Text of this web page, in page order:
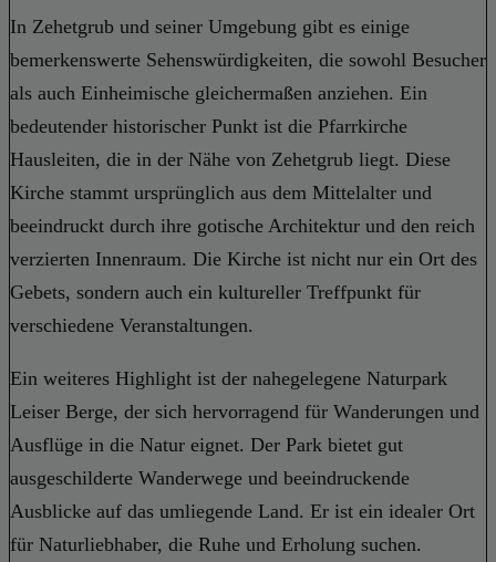
In Zehetgrub und seiner Umgebung gibt es einige
bemerkenswerte Sehenswürdigkeiten, die sowohl Besucher
als auch Einheimische gleichermaßen anziehen. Ein
bedeutender historischer Punkt ist die Pfarrkirche
Hausleiten, die in der Nähe von Zehetgrub liegt. Diese
Kirche stammt ursprünglich aus dem Mittelalter und
beeindruckt durch ihre gotische Architektur und den reich
verzierten Innenraum. Die Kirche ist nicht nur ein Ort des
Gebets, sondern auch ein kultureller Treffpunkt für
verschiedene Veranstaltungen.
Ein weiteres Highlight ist der nahegelegene Naturpark
Leiser Berge, der sich hervorragend für Wanderungen und
Ausflüge in die Natur eignet. Der Park bietet gut
ausgeschilderte Wanderwege und beeindruckende
Ausblicke auf das umliegende Land. Er ist ein idealer Ort
für Naturliebhaber, die Ruhe und Erholung suchen.